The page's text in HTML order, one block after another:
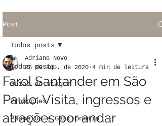
Post
Todos posts
Guias de viagem
Promoções
Passeios e Gastronomia
Todos posts
Farol Santander em São
Paulo: Visita, ingressos e
atrações por andar
Adriano Novo
26 de ago. de 2020 4 min de leitura